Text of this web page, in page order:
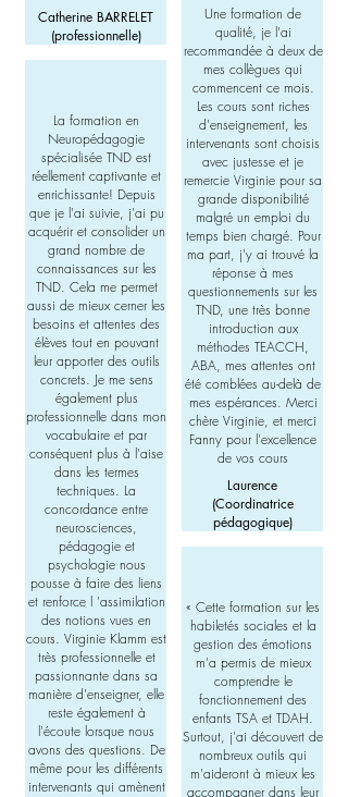
Catherine BARRELET
(professionnelle)
La formation en
Neuropédagogie
spécialisée TND est
réellement captivante et
enrichissante! Depuis
que je l'ai suivie, j'ai pu
acquérir et consolider un
grand nombre de
connaissances sur les
TND. Cela me permet
aussi de mieux cerner les
besoins et attentes des
élèves tout en pouvant
leur apporter des outils
concrets. Je me sens
également plus
professionnelle dans mon
vocabulaire et par
conséquent plus à l'aise
dans les termes
techniques. La
concordance entre
neurosciences,
pédagogie et
psychologie nous
pousse à faire des liens
et renforce l 'assimilation
des notions vues en
cours. Virginie Klamm est
très professionnelle et
passionnante dans sa
manière d'enseigner, elle
reste également à
l'écoute lorsque nous
avons des questions. De
même pour les différents
intervenants qui amènent
Une formation de
qualité, je l'ai
recommandée à deux de
mes collègues qui
commencent ce mois.
Les cours sont riches
d'enseignement, les
intervenants sont choisis
avec justesse et je
remercie Virginie pour sa
grande disponibilité
malgré un emploi du
temps bien chargé. Pour
ma part, j'y ai trouvé la
réponse à mes
questionnements sur les
TND, une très bonne
introduction aux
méthodes TEACCH,
ABA, mes attentes ont
été comblées au-delà de
mes espérances. Merci
chère Virginie, et merci
Fanny pour l'excellence
de vos cours
Laurence
(Coordinatrice
pédagogique)
« Cette formation sur les
habiletés sociales et la
gestion des émotions
m'a permis de mieux
comprendre le
fonctionnement des
enfants TSA et TDAH.
Surtout, j'ai découvert de
nombreux outils qui
m'aideront à mieux les
accompagner dans leur